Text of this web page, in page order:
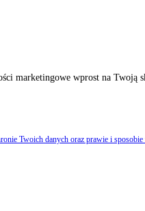
marketingowe wprost na Twoją
Twoich danych oraz prawie i